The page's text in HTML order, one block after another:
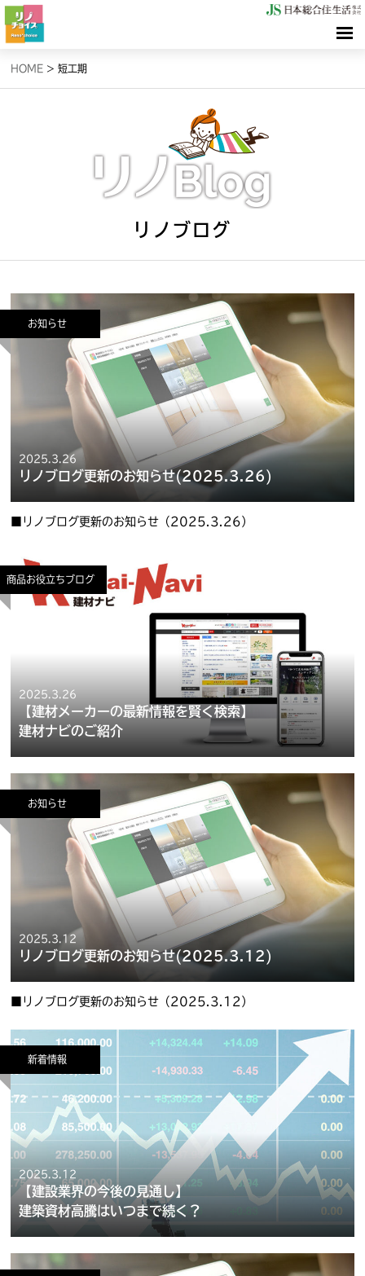
HOME
情報（リノブログ）
HOME >短工期
リノブログ
2025.3.26
リノブログ更新のお知らせ(2025.3.26)
お知らせ
■リノブログ更新のお知らせ（2025.3.26）
2025.3.26
【建材メーカーの最新情報を賢く検索】
建材ナビのご紹介
商品お役立ちブログ
2025.3.12
リノブログ更新のお知らせ(2025.3.12)
お知らせ
■リノブログ更新のお知らせ（2025.3.12）
2025.3.12
【建設業界の今後の見通し】
建築資材高騰はいつまで続く？
新着情報